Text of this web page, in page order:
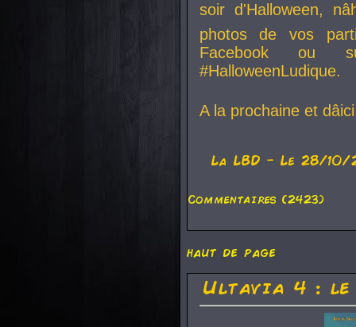
soir d'Halloween,
photos de vos
Facebook ou
#HalloweenLudique.
A la prochaine et
La LBD - Le 28/10/
Commentaires (2423)
haut de page
Ultavia 4 :